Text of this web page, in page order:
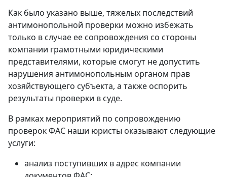
Как было указано выше, тяжелых последствий
антимонопольной проверки можно избежать
только в случае ее сопровождения со стороны
компании грамотными юридическими
представителями, которые смогут не допустить
нарушения антимонопольным органом прав
хозяйствующего субъекта, а также оспорить
результаты проверки в суде.
В рамках мероприятий по сопровождению
проверок ФАС наши юристы оказывают следующие
услуги:
анализ поступивших в адрес компании